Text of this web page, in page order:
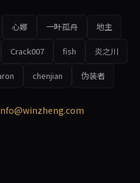
心娜 一叶孤舟 地主
Crack007 fish 炎之川
chenjian 伪装者